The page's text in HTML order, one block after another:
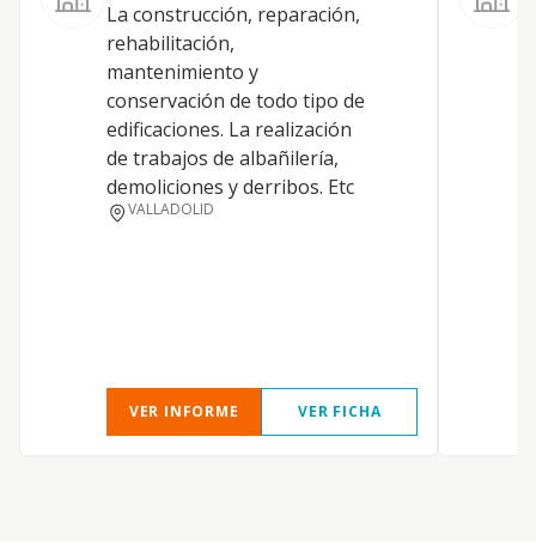
La construcción, reparación,
rehabilitación,
mantenimiento y
conservación de todo tipo de
edificaciones. La realización
de trabajos de albañilería,
demoliciones y derribos. Etc
VALLADOLID
VER INFORME VER FICHA